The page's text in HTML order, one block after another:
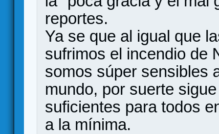
reportes.
Ya se que al igual que
sufrimos el incendio de
somos súper sensibles
mundo, por suerte
suficientes para todos
a la mínima.